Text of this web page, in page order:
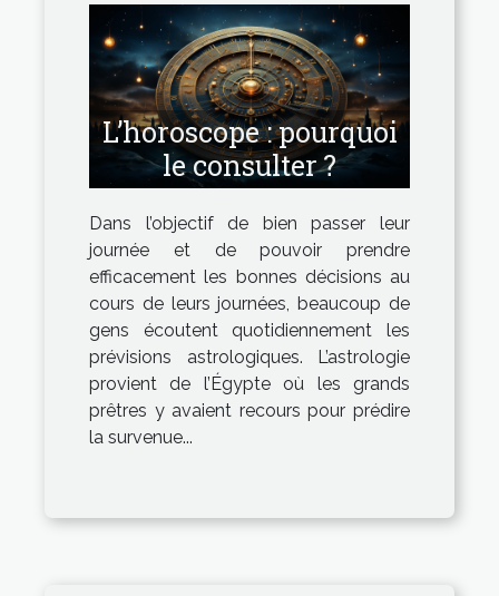
L’horoscope : pourquoi
le consulter ?
Dans l’objectif de bien passer leur
journée et de pouvoir prendre
efficacement les bonnes décisions au
cours de leurs journées, beaucoup de
gens écoutent quotidiennement les
prévisions astrologiques. L’astrologie
provient de l’Égypte où les grands
prêtres y avaient recours pour prédire
la survenue...